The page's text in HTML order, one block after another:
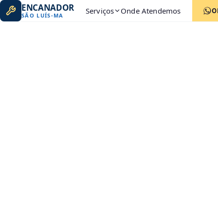
ENCANADOR
SÃO LUÍS-MA Serviços Onde Atendemos